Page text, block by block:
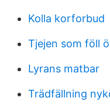
Kolla korforbud
Tjejen som föll
Lyrans matbar
Trädfällning